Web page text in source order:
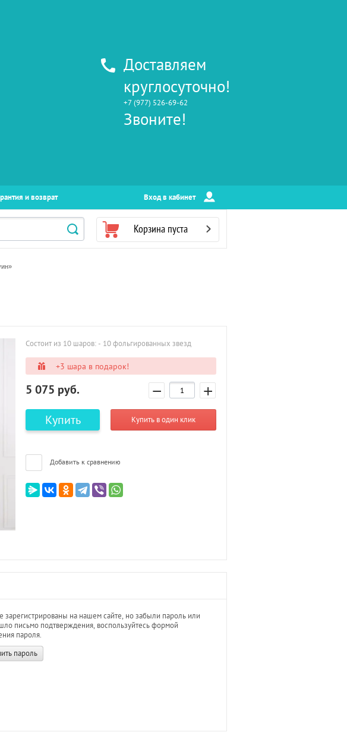
Доставляем
круглосуточно!
+7 (977) 526-69-62
Звоните!
и возврат Вход в кабинет
Корзина пуста
Состоит из 10 шаров: - 10 фольгированных звезд
+3 шара в подарок!
5 075 руб. − +
Купить Купить в один клик
Добавить к сравнению
зарегистрированы на нашем сайте, но забыли пароль или
письмо подтверждения, воспользуйтесь формой
пароля.
пароль